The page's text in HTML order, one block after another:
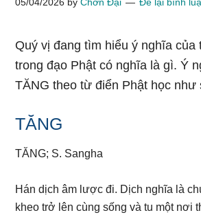
Quý vị đang tìm hiểu ý nghĩa của
trong đạo Phật có nghĩa là gì. Ý
TĂNG theo từ điển Phật học như
TĂNG
TĂNG; S. Sangha
Hán dịch âm lược đi. Dịch nghĩa là
kheo trở lên cùng sống và tu một nơi